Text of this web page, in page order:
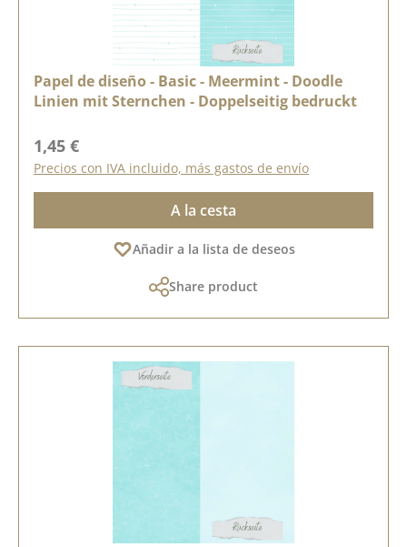
Papel de diseño - Basic - Meermint - Doodle
Linien mit Sternchen - Doppelseitig bedruckt
Precio normal:
1,45 €
Precios con IVA incluido, más gastos de envío
A la cesta
Añadir a la lista de deseos
Share product